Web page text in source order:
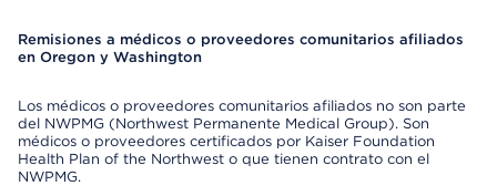
Remisiones a médicos o proveedores comunitarios afiliados
en Oregon y Washington
Los médicos o proveedores comunitarios afiliados no son parte
del NWPMG (Northwest Permanente Medical Group). Son
médicos o proveedores certificados por Kaiser Foundation
Health Plan of the Northwest o que tienen contrato con el
NWPMG.